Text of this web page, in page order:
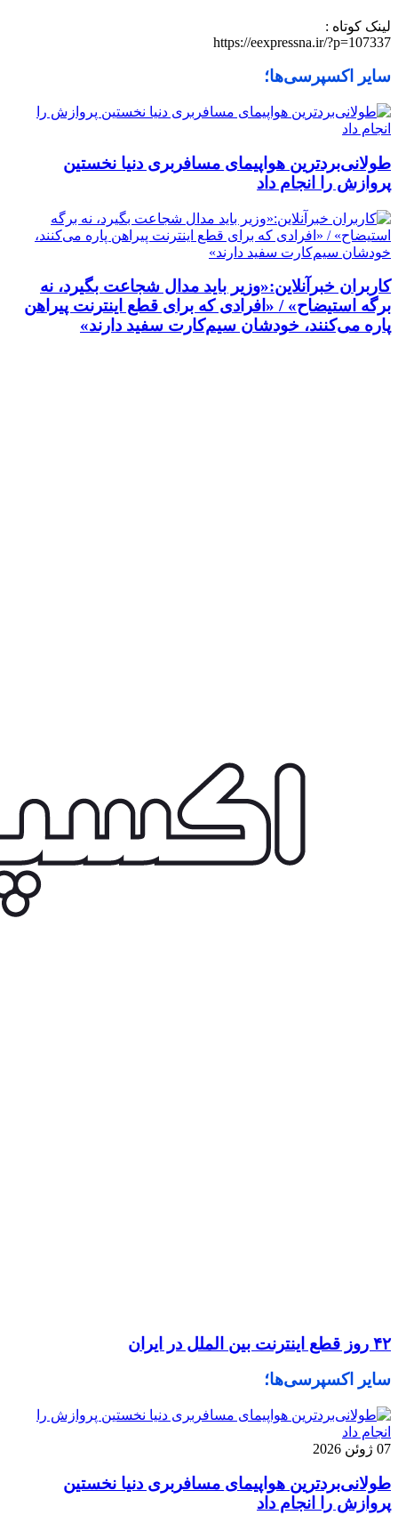
لینک کوتاه :
https://eexpressna.ir/?p=107337
سایر اکسپرسی‌ها؛
طولانی‌بردترین هواپیمای مسافربری دنیا نخستین
پروازش را انجام داد
کاربران خبرآنلاین:«وزیر باید مدال شجاعت بگیرد، نه
برگه استیضاح» / «افرادی که برای قطع اینترنت پیراهن
پاره می‌کنند، خودشان سیم‌کارت سفید دارند»
۴۲ روز قطع اینترنت بین الملل در ایران
سایر اکسپرسی‌ها؛
07 ژوئن 2026
طولانی‌بردترین هواپیمای مسافربری دنیا نخستین
پروازش را انجام داد